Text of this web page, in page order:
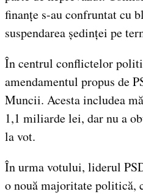
finanțe s-au confruntat cu
suspendarea ședinței pe
În centrul conflictelor
amendamentul propus de
Muncii. Acesta includea
1,1 miliarde lei, dar nu a
la vot.
În urma votului, liderul
o nouă majoritate politică,